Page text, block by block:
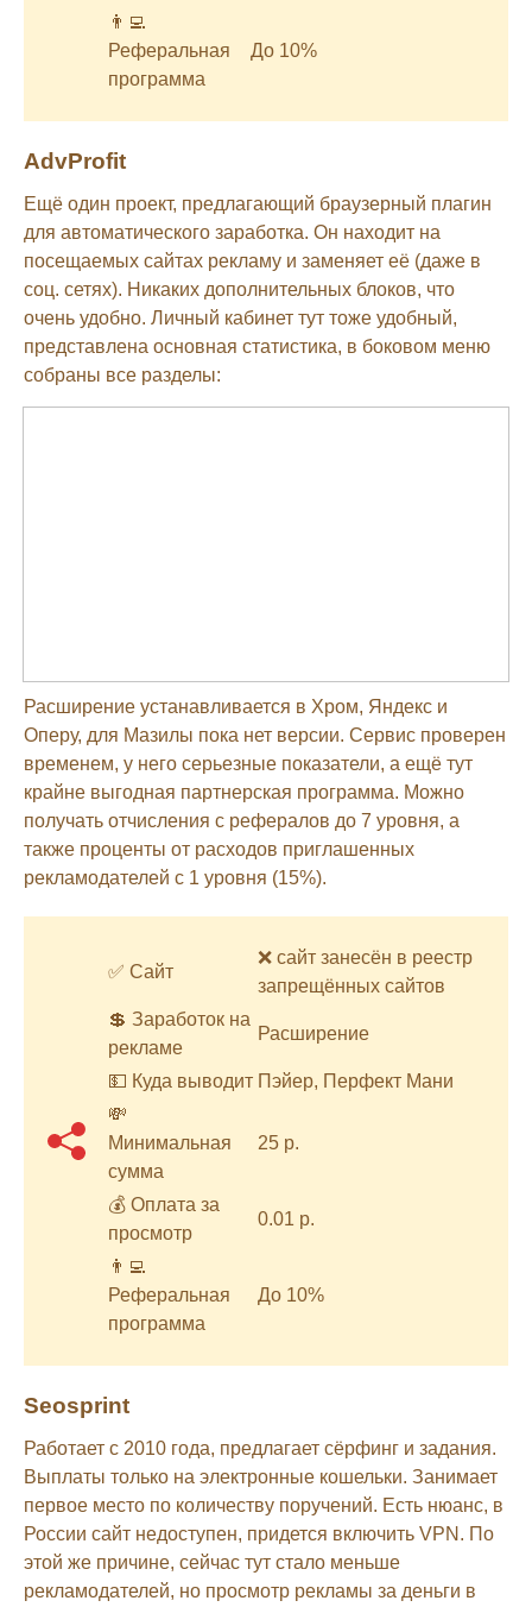
👨‍💻
Реферальная
программа
До 10%
AdvProfit
Ещё один проект, предлагающий браузерный плагин
для автоматического заработка. Он находит на
посещаемых сайтах рекламу и заменяет её (даже в
соц. сетях). Никаких дополнительных блоков, что
очень удобно. Личный кабинет тут тоже удобный,
представлена основная статистика, в боковом меню
собраны все разделы:
Расширение устанавливается в Хром, Яндекс и
Оперу, для Мазилы пока нет версии. Сервис проверен
временем, у него серьезные показатели, а ещё тут
крайне выгодная партнерская программа. Можно
получать отчисления с рефералов до 7 уровня, а
также проценты от расходов приглашенных
рекламодателей с 1 уровня (15%).
✅ Сайт
❌ сайт занесён в реестр
запрещённых сайтов
💲 Заработок на
рекламе
Расширение
💵 Куда выводит Пэйер, Перфект Мани
💸
Минимальная
сумма
25 р.
💰 Оплата за
просмотр
0.01 р.
👨‍💻
Реферальная
программа
До 10%
Seosprint
Работает с 2010 года, предлагает сёрфинг и задания.
Выплаты только на электронные кошельки. Занимает
первое место по количеству поручений. Есть нюанс, в
России сайт недоступен, придется включить VPN. По
этой же причине, сейчас тут стало меньше
рекламодателей, но просмотр рекламы за деньги в